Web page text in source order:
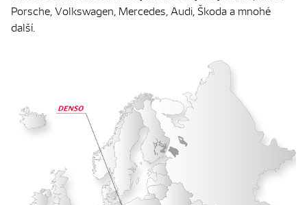
Porsche, Volkswagen, Mercedes, Audi, Škoda a mnohé
další.